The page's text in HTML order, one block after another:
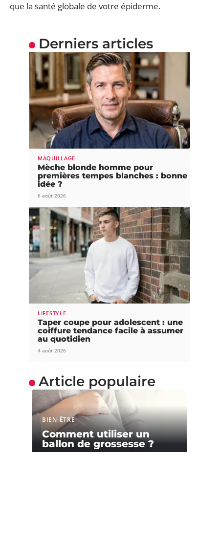
que la santé globale de votre épiderme.
Derniers articles
MAQUILLAGE
Mèche blonde homme pour
premières tempes blanches : bonne
idée ?
6 août 2026
LIFESTYLE
Taper coupe pour adolescent : une
coiffure tendance facile à assumer
au quotidien
4 août 2026
Article populaire
BIEN-ÊTRE
Comment utiliser un
ballon de grossesse ?